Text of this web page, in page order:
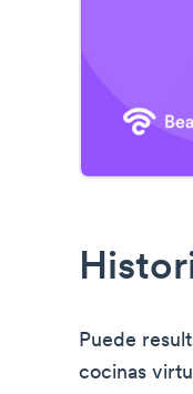
Puede
cocinas